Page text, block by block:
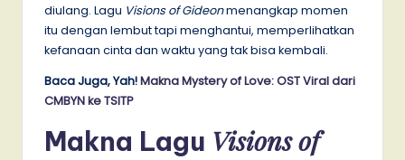
diulang. Lagu Visions of Gideonmenangkap momen
itu dengan lembut tapi menghantui, memperlihatkan
kefanaan cinta dan waktu yang tak bisa kembali.
Baca Juga, Yah!Makna Mystery of Love: OST Viral dari
CMBYN ke TSITP
Makna Lagu Visions of